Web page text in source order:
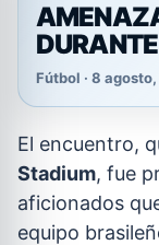
Fútbol · 8
El encuentro,
Stadium, fue
aficionados
equipo